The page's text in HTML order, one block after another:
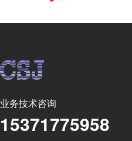
业务技术咨询
15371775958